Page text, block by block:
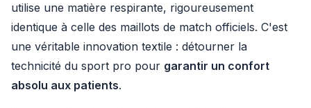
utilise une matière respirante, rigoureusement
identique à celle des maillots de match officiels. C'est
une véritable innovation textile : détourner la
technicité du sport pro pour garantir un confort
absolu aux patients.